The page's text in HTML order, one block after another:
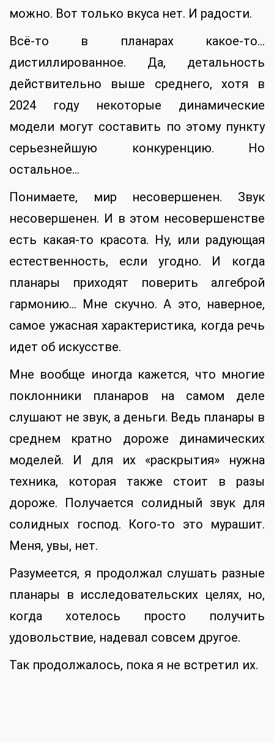
можно. Вот только вкуса нет. И радости.
Всё-то в планарах какое-то…
дистиллированное. Да, детальность
действительно выше среднего, хотя в
2024 году некоторые динамические
модели могут составить по этому пункту
серьезнейшую конкуренцию. Но
остальное…
Понимаете, мир несовершенен. Звук
несовершенен. И в этом несовершенстве
есть какая-то красота. Ну, или радующая
естественность, если угодно. И когда
планары приходят поверить алгеброй
гармонию… Мне скучно. А это, наверное,
самое ужасная характеристика, когда речь
идет об искусстве.
Мне вообще иногда кажется, что многие
поклонники планаров на самом деле
слушают не звук, а деньги. Ведь планары в
среднем кратно дороже динамических
моделей. И для их «раскрытия» нужна
техника, которая также стоит в разы
дороже. Получается солидный звук для
солидных господ. Кого-то это мурашит.
Меня, увы, нет.
Разумеется, я продолжал слушать разные
планары в исследовательских целях, но,
когда хотелось просто получить
удовольствие, надевал совсем другое.
Так продолжалось, пока я не встретил их.